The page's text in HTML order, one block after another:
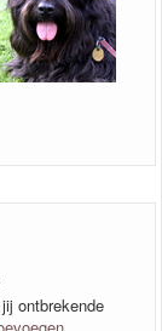
ontbrekende